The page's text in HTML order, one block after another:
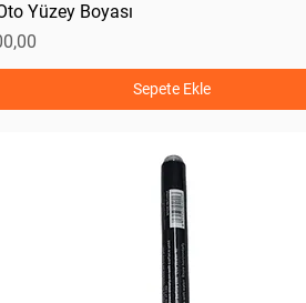
Yüzey Boyası
Sepete Ekle